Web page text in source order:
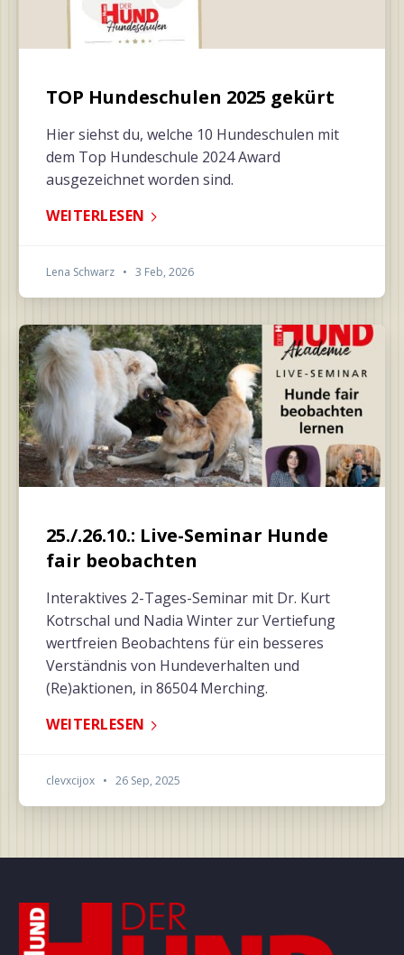
TOP Hundeschulen 2025 gekürt
Hier siehst du, welche 10 Hundeschulen mit
dem Top Hundeschule 2024 Award
ausgezeichnet worden sind.
WEITERLESEN
Lena Schwarz • 3 Feb, 2026
25./.26.10.: Live-Seminar Hunde
fair beobachten
Interaktives 2-Tages-Seminar mit Dr. Kurt
Kotrschal und Nadia Winter zur Vertiefung
wertfreien Beobachtens für ein besseres
Verständnis von Hundeverhalten und
(Re)aktionen, in 86504 Merching.
WEITERLESEN
clevxcijox • 26 Sep, 2025